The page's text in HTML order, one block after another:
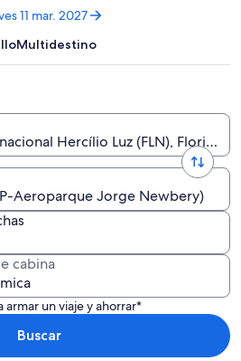
11 mar. 2027
Multidestino
Hercílio Luz (FLN),
Aeroparque Jorge Newbery)
cabina
un viaje y ahorrar*
Buscar